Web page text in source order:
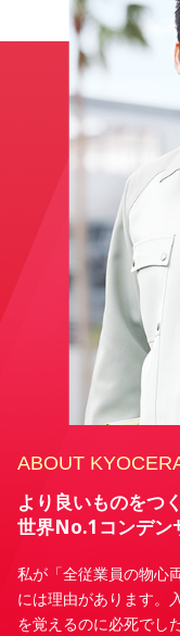
ABOUT
より良いものをつ
世界No.1コンデン
私が「全従業員の物心
には理由があります。
を覚えるのに必死でし